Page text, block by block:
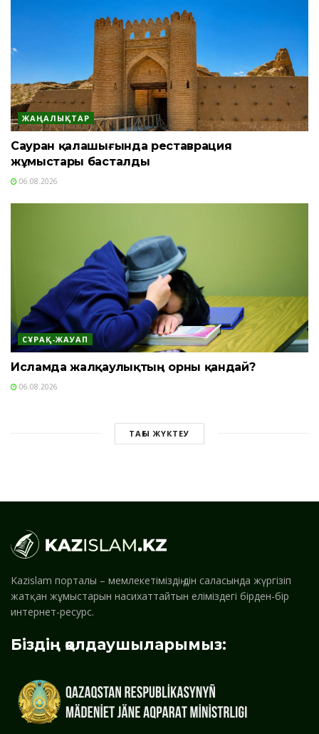
ЖАҢАЛЫҚТАР
Сауран қалашығында реставрация
жұмыстары басталды
06.08.2026
СҰРАҚ-ЖАУАП
Исламда жалқаулықтың орны қандай?
06.08.2026
ТАҒЫ ЖҮКТЕУ
Kazislam порталы – мемлекетіміздің дін саласында жүргізіп
жатқан жұмыстарын насихаттайтын еліміздегі бірден-бір
интернет-ресурс.
Біздің қолдаушыларымыз: